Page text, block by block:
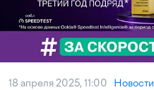
18 апреля 2025, 11:00 Новости